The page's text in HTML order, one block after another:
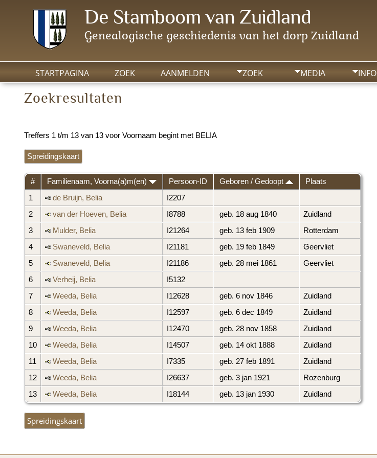
De Stamboom van Zuidland
Genealogische geschiedenis van het dorp Zuidland
ZOEK MEDIA INFO
STARTPAGINA ZOEK AANMELDEN
Zoekresultaten
Treffers 1 t/m 13 van 13 voor Voornaam begint met BELIA
Spreidingskaart
# Familienaam, Voorna(a)m(en) Persoon-ID Geboren / Gedoopt
Plaats
1
de Bruijn, Belia
I2207
2
van der Hoeven, Belia I8788 geb. 18 aug 1840
Zuidland
3
Mulder, Belia I21264 geb. 13 feb 1909
Rotterdam
4
Swaneveld, Belia I21181 geb. 19 feb 1849
Geervliet
5
Swaneveld, Belia I21186 geb. 28 mei 1861
Geervliet
6
Verheij, Belia
I5132
7
Weeda, Belia I12628 geb. 6 nov 1846
Zuidland
8
Weeda, Belia I12597 geb. 6 dec 1849
Zuidland
9
Weeda, Belia I12470 geb. 28 nov 1858
Zuidland
10
Weeda, Belia I14507 geb. 14 okt 1888
Zuidland
11
Weeda, Belia I7335 geb. 27 feb 1891
Zuidland
12
Weeda, Belia I26637 geb. 3 jan 1921
Rozenburg
13
Weeda, Belia I18144 geb. 13 jan 1930 Zuidland
Spreidingskaart